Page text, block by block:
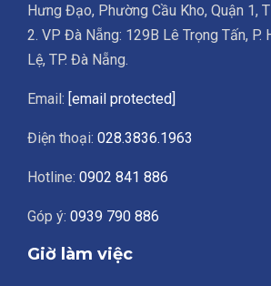
Hưng Đạo, Phường Cầu Kho, Quận 1,
2. VP Đà Nẵng: 129B Lê Trọng Tấn, P.
Lệ, TP. Đà Nẵng.
Email: [email protected]
Điện thoại: 028.3836.1963
Hotline: 0902 841 886
Góp ý: 0939 790 886
Giờ làm việc